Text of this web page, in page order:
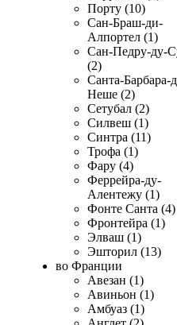
Порту (10)
Сан-Браш-ди-
Алпортел (1)
Сан-Педру-ду-
(2)
Санта-Барбара-
Неше (2)
Сетубал (2)
Силвеш (1)
Синтра (11)
Трофа (1)
Фару (4)
Феррейра-ду-
Алентежу (1)
Фонте Санта (4)
Фронтейра (1)
Элваш (1)
Эшторил (13)
во Франции
Авезан (1)
Авиньон (1)
Амбуаз (1)